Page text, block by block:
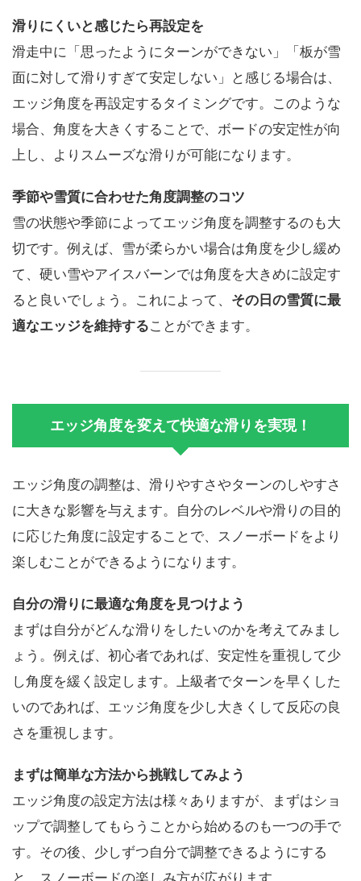
滑りにくいと感じたら再設定を
滑走中に「思ったようにターンができない」「板が雪
面に対して滑りすぎて安定しない」と感じる場合は、
エッジ角度を再設定するタイミングです。このような
場合、角度を大きくすることで、ボードの安定性が向
上し、よりスムーズな滑りが可能になります。
季節や雪質に合わせた角度調整のコツ
雪の状態や季節によってエッジ角度を調整するのも大
切です。例えば、雪が柔らかい場合は角度を少し緩め
て、硬い雪やアイスバーンでは角度を大きめに設定す
ると良いでしょう。これによって、 その日の雪質に最
適なエッジを維持することができます。
エッジ角度を変えて快適な滑りを実現！
エッジ角度の調整は、滑りやすさやターンのしやすさ
に大きな影響を与えます。自分のレベルや滑りの目的
に応じた角度に設定することで、スノーボードをより
楽しむことができるようになります。
自分の滑りに最適な角度を見つけよう
まずは自分がどんな滑りをしたいのかを考えてみまし
ょう。例えば、初心者であれば、安定性を重視して少
し角度を緩く設定します。上級者でターンを早くした
いのであれば、エッジ角度を少し大きくして反応の良
さを重視します。
まずは簡単な方法から挑戦してみよう
エッジ角度の設定方法は様々ありますが、まずはショ
ップで調整してもらうことから始めるのも一つの手で
す。その後、少しずつ自分で調整できるようにする
と、スノーボードの楽しみ方が広がります。